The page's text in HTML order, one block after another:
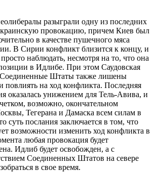
разыграли одну из последних
провокацию, причем Киев был
в качестве пушечного мяса
В Сирии конфликт близится к концу, и
наблюдать, несмотря на то, что она
в Идлибе. При этом Саудовская
Штаты также лишены
повлиять на ход конфликта. Последняя
оказалась унижением для Тель-Авива, и
возможно, окончательном
Тегерана и Дамаска всем силам в
суть послания заключается в том, что
возможности изменить ход конфликта в
любая провокация будет
Идлиб будет освобожден, а с
Соединенных Штатов на севере
в свое время.